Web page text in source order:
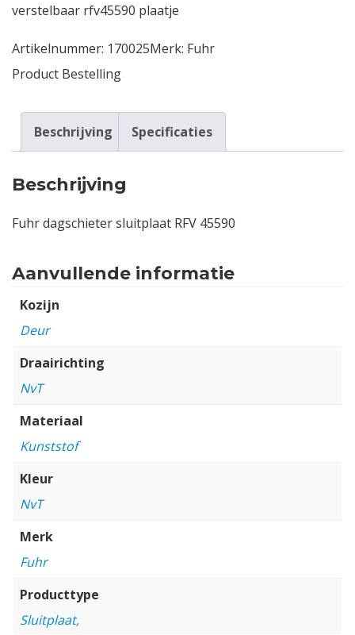
verstelbaar rfv45590 plaatje
Artikelnummer: 170025Merk: Fuhr
Product Bestelling
Beschrijving Specificaties
Beschrijving
Fuhr dagschieter sluitplaat RFV 45590
Aanvullende informatie
Kozijn
Deur
Draairichting
NvT
Materiaal
Kunststof
Kleur
NvT
Merk
Fuhr
Producttype
Sluitplaat,